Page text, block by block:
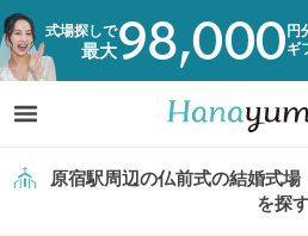
式場探しで
最大98,000 円
ギ
原宿駅周辺の仏前式の結婚式
を探